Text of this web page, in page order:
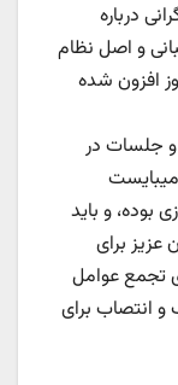
درباره
و اصل نظام
افزون شده
و جلسات در
بوده، و باید
برای
تجمع عوامل
انتصاب برای